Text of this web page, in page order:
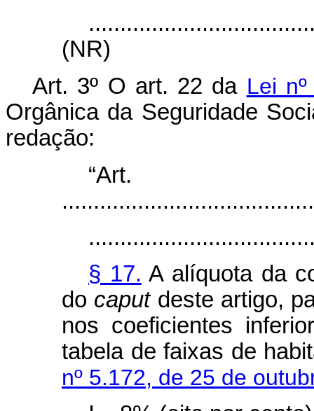
(NR)
Art. 3º O art. 22 da Lei
Orgânica da Seguridade
redação:
§ 17. A alíquota da
do caputdeste artigo,
nos coeficientes
tabela de faixas de
nº 5.172, de 25 de